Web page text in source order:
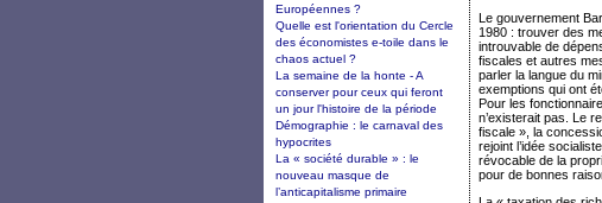
Le gouvernement
1980 : trouver des
introuvable de
fiscales et autres
parler la langue du
exemptions qui ont
Pour les
n’existerait pas. Le
fiscale », la
rejoint l’idée
révocable de la
pour de bonnes
Européennes ?
Quelle est l'orientation du Cercle
des économistes e-toile dans le
chaos actuel ?
La semaine de la honte - A
conserver pour ceux qui feront
un jour l'histoire de la période
Démographie : le carnaval des
hypocrites
La « société durable » : le
nouveau masque de
l’anticapitalisme primaire